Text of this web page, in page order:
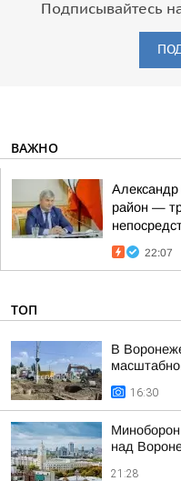
Подписывайтесь
ВАЖНО
район —
22:07
ТОП
В
16:30
над
21:28